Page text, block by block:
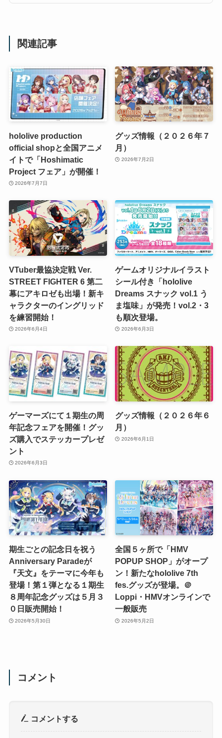
関連記事
hololive production
official shopと全国アニメ
イトで「Hoshimatic
Project フェア」が開催！
2026年7月7日
グッズ情報（２０２６年７
月）
2026年7月2日
VTuber最協決定戦 Ver.
STREET FIGHTER 6 第二
幕にアキロゼも出場！新キ
ャラクターのイングリッド
を練習開始！
2026年6月4日
ゲームオリジナルイラスト
シール付き「hololive
Dreams スナック vol.1 う
ま塩味」が発売！vol.2・3
も順次登場。
2026年6月3日
ゲーマーズにて１期生の周
年記念フェアを開催！グッ
ズ購入でステッカープレゼ
ント
2026年6月3日
グッズ情報（２０２６年６
月）
2026年6月1日
期生ごとの記念日を祝う
Anniversary Paradeが
『天文』をテーマに今年も
登場！第１弾となる１期生
８周年記念グッズは５月３
０日販売開始！
2026年5月30日
全国５ヶ所で「HMV
POPUP SHOP」がオープ
ン！新たなhololive 7th
fes.グッズが登場。＠
Loppi・HMVオンラインで
一般販売
2026年5月2日
コメント
コメントする